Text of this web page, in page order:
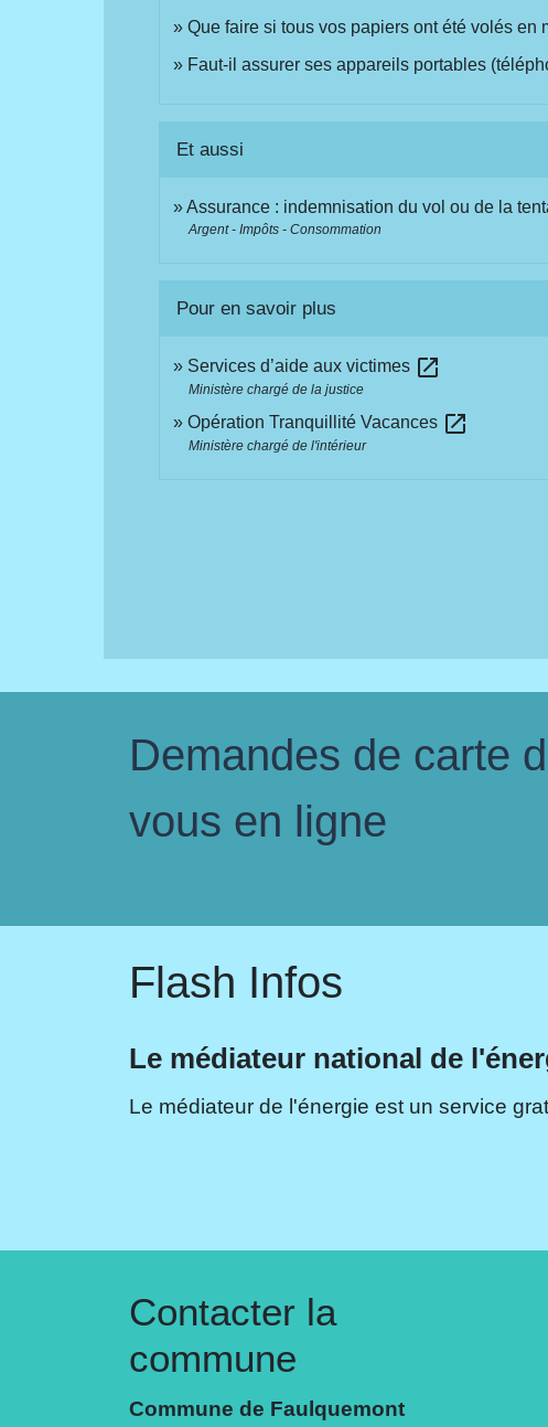
Que faire si tous vos papiers ont été volés en
Faut-il assurer ses appareils portables
Et aussi
Assurance : indemnisation du vol ou de la
Argent - Impôts - Consommation
Pour en savoir plus
Services d’aide aux victimes open_in_new
Ministère chargé de la justice
Opération Tranquillité Vacances open_in_new
Ministère chargé de l'intérieur
Demandes de carte
vous en ligne
Flash Infos
Le médiateur national de
Le médiateur de l'énergie est un service
Contacter la
commune
Commune de Faulquemont